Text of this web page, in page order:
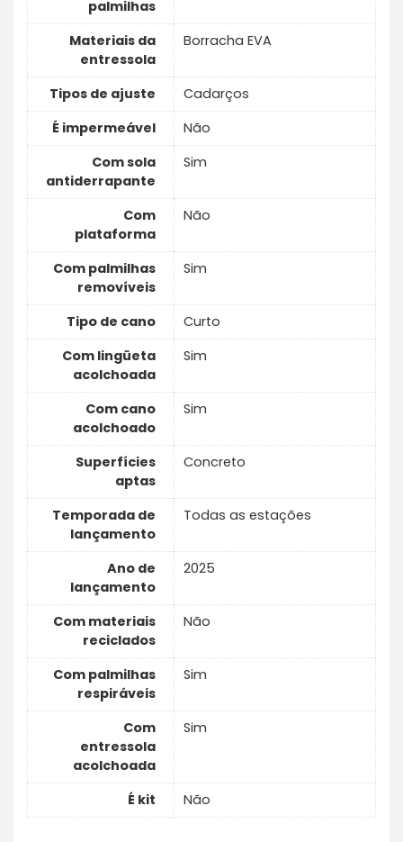
palmilhas
Materiais da
entressola
Borracha EVA
Tipos de ajuste
Cadarços
É impermeável
Não
Com sola
antiderrapante
Sim
Com
plataforma
Não
Com palmilhas
removíveis
Sim
Tipo de cano
Curto
Com lingüeta
acolchoada
Sim
Com cano
acolchoado
Sim
Superfícies
aptas
Concreto
Temporada de
lançamento
Todas as estações
Ano de
lançamento
2025
Com materiais
reciclados
Não
Com palmilhas
respiráveis
Sim
Com
entressola
acolchoada
Sim
É kit Não